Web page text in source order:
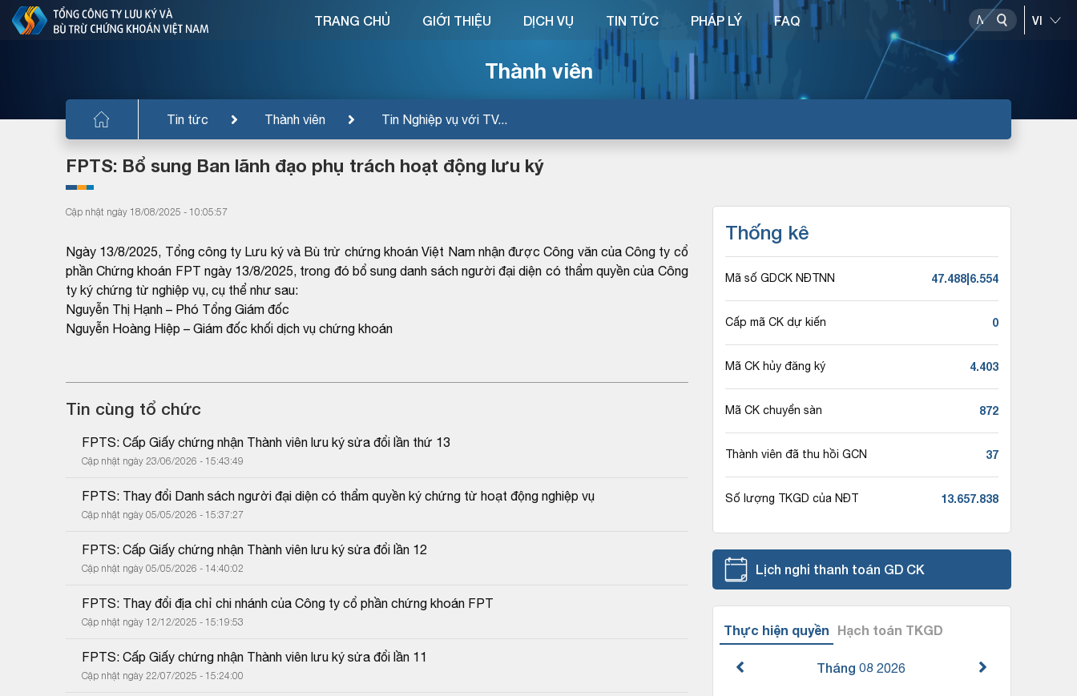
Thành viên
Tin tức Thành viên Tin Nghiệp vụ với TV...
TRANG CHỦ GIỚI THIỆU DỊCH VỤ TIN TỨC PHÁP LÝ FAQ
FPTS: Bổ sung Ban lãnh đạo phụ trách hoạt động lưu ký
Cập nhật ngày 18/08/2025 - 10:05:57
Ngày 13/8/2025, Tổng công ty Lưu ký và Bù trừ chứng khoán Việt Nam nhận được Công văn của Công ty cổ
phần Chứng khoán FPT ngày 13/8/2025, trong đó bổ sung danh sách người đại diện có thẩm quyền của Công
ty ký chứng từ nghiệp vụ, cụ thể như sau:
Nguyễn Thị Hạnh – Phó Tổng Giám đốc
Nguyễn Hoàng Hiệp – Giám đốc khối dịch vụ chứng khoán
Tin cùng tổ chức
FPTS: Cấp Giấy chứng nhận Thành viên lưu ký sửa đổi lần thứ 13
Cập nhật ngày 23/06/2026 - 15:43:49
FPTS: Thay đổi Danh sách người đại diện có thẩm quyền ký chứng từ hoạt động nghiệp vụ
Cập nhật ngày 05/05/2026 - 15:37:27
FPTS: Cấp Giấy chứng nhận Thành viên lưu ký sửa đổi lần 12
Cập nhật ngày 05/05/2026 - 14:40:02
FPTS: Thay đổi địa chỉ chi nhánh của Công ty cổ phần chứng khoán FPT
Cập nhật ngày 12/12/2025 - 15:19:53
FPTS: Cấp Giấy chứng nhận Thành viên lưu ký sửa đổi lần 11
Cập nhật ngày 22/07/2025 - 15:24:00
Thống kê
Mã số GDCK NĐTNN 47.488|6.554
Cấp mã CK dự kiến 0
Mã CK hủy đăng ký 4.403
Mã CK chuyển sàn 872
Thành viên đã thu hồi GCN 37
Số lượng TKGD của NĐT 13.657.838
Lịch nghỉ thanh toán GD CK
Thực hiện quyền Hạch toán TKGD
Tháng 08 2026